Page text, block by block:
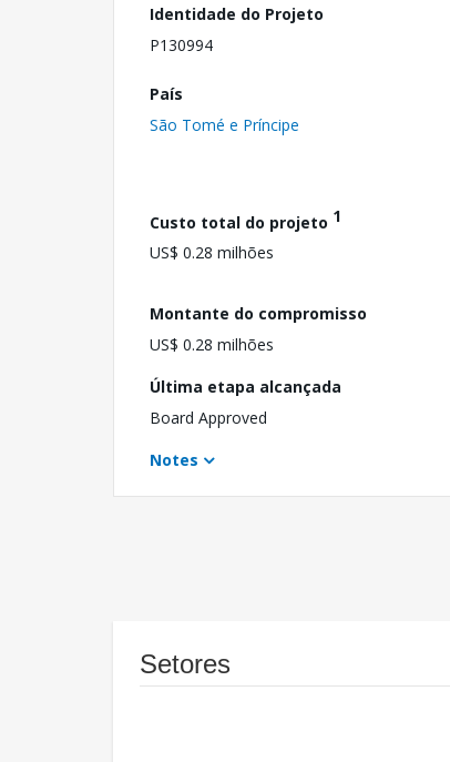
Identidade do Projeto
P130994
País
São Tomé e Príncipe
Custo total do projeto 1
US$ 0.28 milhões
Montante do compromisso
US$ 0.28 milhões
Última etapa alcançada
Board Approved
Notes
Setores